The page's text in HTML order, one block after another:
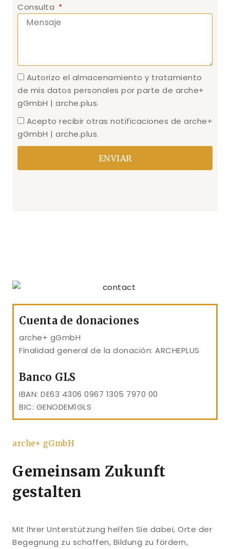
Consulta
Autorizo el almacenamiento y tratamiento
de mis datos personales por parte de arche+
gGmbH | arche.plus.
Acepto recibir otras notificaciones de arche+
gGmbH | arche.plus.
ENVIAR
Cuenta de donaciones
arche+ gGmbH
Finalidad general de la donación: ARCHEPLUS
Banco GLS
IBAN: DE63 4306 0967 1305 7970 00
BIC: GENODEM1GLS
arche+ gGmbH
Gemeinsam Zukunft
gestalten
Mit Ihrer Unterstützung helfen Sie dabei, Orte der
Begegnung zu schaffen, Bildung zu fördern,